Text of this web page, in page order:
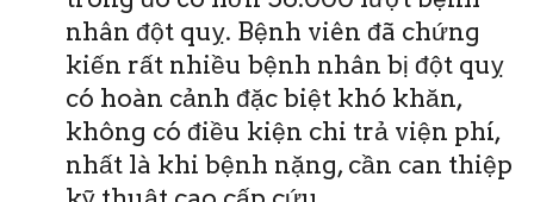
nhân đột quỵ. Bệnh viên đã chứng
kiến rất nhiều bệnh nhân bị đột quỵ
có hoàn cảnh đặc biệt khó khăn,
không có điều kiện chi trả viện phí,
nhất là khi bệnh nặng, cần can thiệp